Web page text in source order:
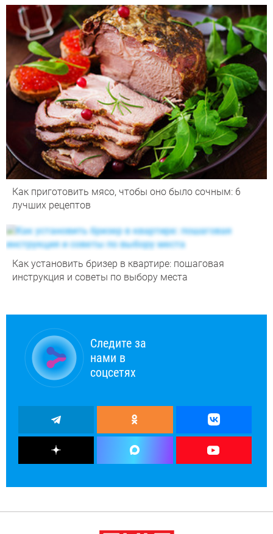
Как приготовить мясо, чтобы оно было сочным: 6
лучших рецептов
Как установить бризер в квартире: пошаговая
инструкция и советы по выбору места
Следите за
нами в
соцсетях